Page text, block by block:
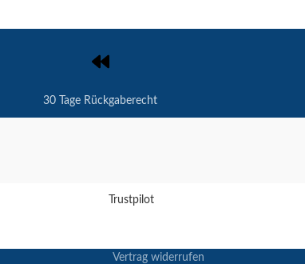
30 Tage Rückgaberecht
Trustpilot
Vertrag widerrufen